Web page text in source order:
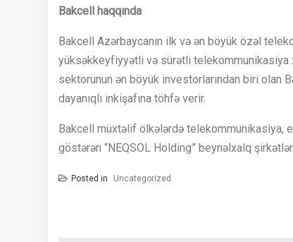
Bakcell haqqında
Bakcell Azərbaycanın ilk və ən böyük özəl
yüksəkkeyfiyyətli və sürətli telekommunikasiya
sektorunun ən böyük investorlarından biri olan
dayanıqlı inkişafına töhfə verir.
Bakcell müxtəlif ölkələrdə telekommunikasiya,
göstərən “NEQSOL Holding” beynəlxalq
Posted in Uncategorized